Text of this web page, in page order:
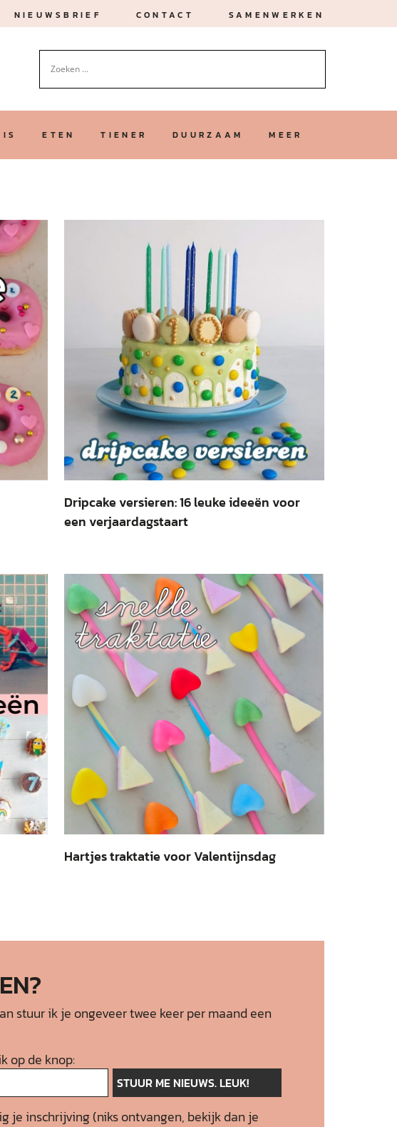
NIEUWSBRIEF CONTACT SAMENWERKEN
ETEN TIENER DUURZAAM MEER
Dripcake versieren: 16 leuke ideeën voor
een verjaardagstaart
Hartjes traktatie voor Valentijnsdag
stuur ik je ongeveer twee keer per maand een
op de knop:
je inschrijving (niks ontvangen, bekijk dan je